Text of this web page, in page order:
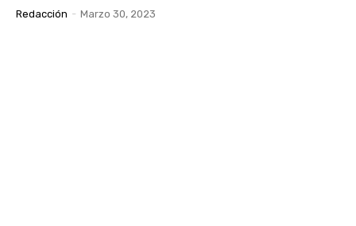
Redacción - Marzo 30, 2023